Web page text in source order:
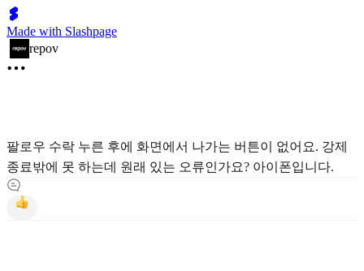
Made with Slashpage
repov
팔로우 수락 누른 후에 화면에서 나가는 버튼이 없어요. 강제
종료밖에 못 하는데 원래 있는 오류인가요? 아이폰입니다.